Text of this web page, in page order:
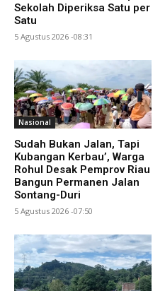
Sekolah Diperiksa Satu per
Satu
5 Agustus 2026 -08:31
Nasional
Sudah Bukan Jalan, Tapi
Kubangan Kerbau’, Warga
Rohul Desak Pemprov Riau
Bangun Permanen Jalan
Sontang-Duri
5 Agustus 2026 -07:50